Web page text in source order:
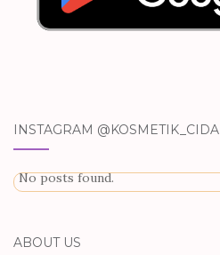
INSTAGRAM @KOSMETIK_CIDA
No posts found.
ABOUT US